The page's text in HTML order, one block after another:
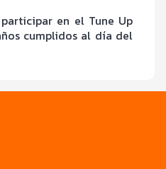
en el Tune Up
cumplidos al día del